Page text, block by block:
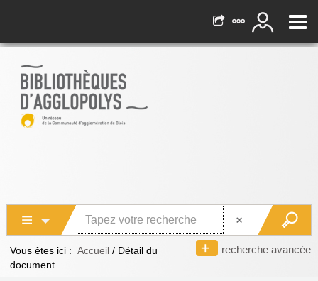
recherche avancée
Vous êtes ici : Accueil / Détail du
document